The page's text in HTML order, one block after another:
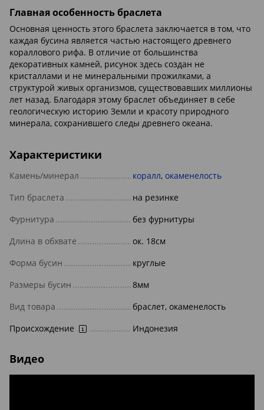
Главная особенность браслета
Основная ценность этого браслета заключается в том, что
каждая бусина является частью настоящего древнего
кораллового рифа. В отличие от большинства
декоративных камней, рисунок здесь создан не
кристаллами и не минеральными прожилками, а
структурой живых организмов, существовавших миллионы
лет назад. Благодаря этому браслет объединяет в себе
геологическую историю Земли и красоту природного
минерала, сохранившего следы древнего океана.
Характеристики
Камень/минерал коралл, окаменелость
Тип браслета
на резинке
Фурнитура
без фурнитуры
Длина в обхвате
ок. 18см
Форма бусин
круглые
Размеры бусин
8мм
Вид товара
браслет, окаменелость
Происхождение
Индонезия
Видео